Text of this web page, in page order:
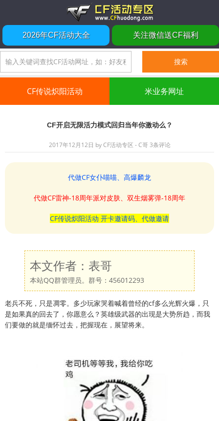
2026年CF活动大全 关注微信送CF福利
CF传说炽阳活动 米业务网址
CF开启无限活力模式回归当年你激动么？
2017年12月12日 byCF活动专区 - C哥 3条评论
代做CF女仆喵喵、高爆麟龙
代做CF雷神-18周年派对皮肤、双生烟雾弹-18周年
CF传说炽阳活动 开卡邀请码、代做邀请
本文作者：表哥
本站QQ群管理员。群号：456012293
老兵不死，只是凋零。多少玩家哭着喊着曾经的cf多么光辉火爆，只
是如果真的回去了，你愿意么？英雄级武器的出现是大势所趋，而我
们要做的就是缅怀过去，把握现在，展望将来。